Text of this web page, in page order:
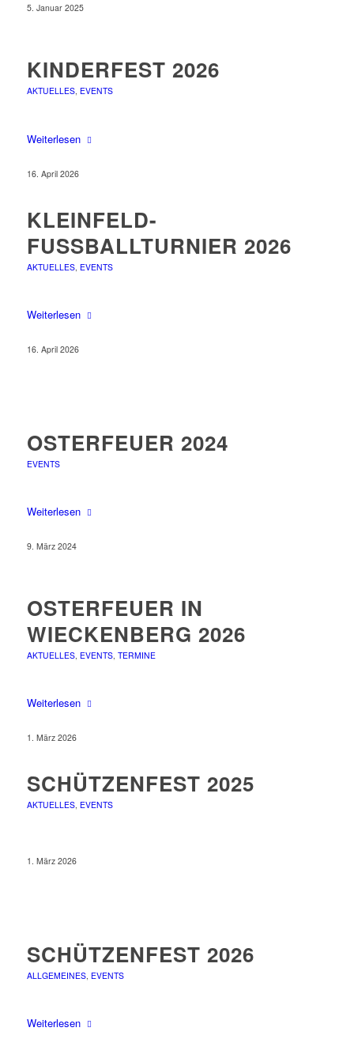
5. Januar 2025
KINDERFEST 2026
AKTUELLES, EVENTS
Weiterlesen
16. April 2026
KLEINFELD-
FUSSBALLTURNIER 2026
AKTUELLES, EVENTS
Weiterlesen
16. April 2026
OSTERFEUER 2024
EVENTS
Weiterlesen
9. März 2024
OSTERFEUER IN
WIECKENBERG 2026
AKTUELLES, EVENTS, TERMINE
Weiterlesen
1. März 2026
SCHÜTZENFEST 2025
AKTUELLES, EVENTS
1. März 2026
SCHÜTZENFEST 2026
ALLGEMEINES, EVENTS
Weiterlesen